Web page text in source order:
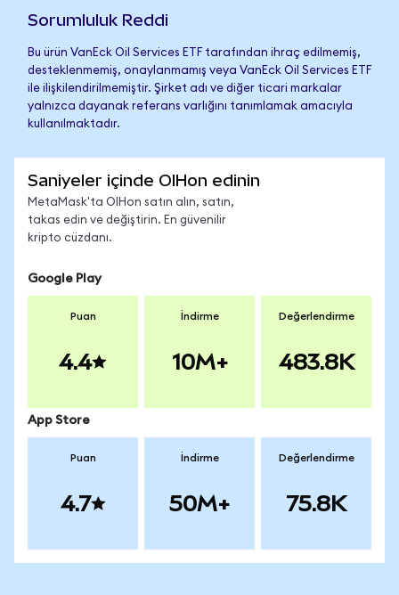
Sorumluluk Reddi
Bu ürün VanEck Oil Services ETF tarafından ihraç edilmemiş,
desteklenmemiş, onaylanmamış veya VanEck Oil Services ETF
ile ilişkilendirilmemiştir. Şirket adı ve diğer ticari markalar
yalnızca dayanak referans varlığını tanımlamak amacıyla
kullanılmaktadır.
Saniyeler içinde OIHon edinin
MetaMask'ta OIHon satın alın, satın,
takas edin ve değiştirin. En güvenilir
kripto cüzdanı.
Google Play
Puan
4.4
İndirme
10M+
Değerlendirme
483.8K
App Store
Puan
4.7
İndirme
50M+
Değerlendirme
75.8K